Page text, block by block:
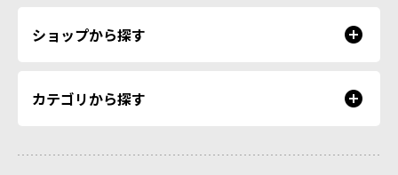
ショップから探す
カテゴリから探す